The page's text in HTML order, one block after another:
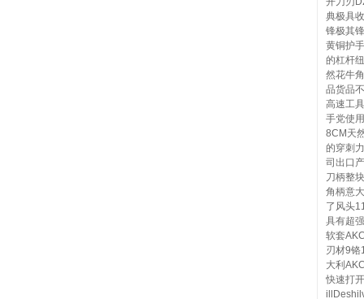
典极具
锋极其
黄铜护
的杠杆
然花牛
品货品
高速工
手党使
8CM天
的穿刺
司出口
刀柄整
角柄意
了风头
具有超
软套
刃材9铬
大利
快速打